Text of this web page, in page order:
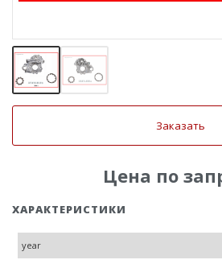
Заказать
Цена по
ХАРАКТЕРИСТИКИ
year